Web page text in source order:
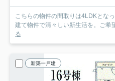
こちらの物件の間取りは4LDKとな
建て物件で清々しい新生活を。ご希
る
新築一戸建